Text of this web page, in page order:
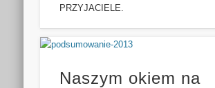
PRZYJACIELE.
Naszym okiem na